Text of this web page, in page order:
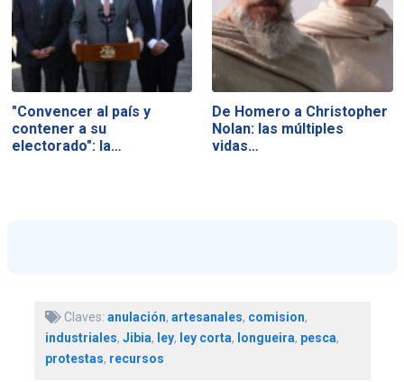
"Convencer al país y
contener a su
electorado": la…
De Homero a Christopher
Nolan: las múltiples
vidas…
Claves: anulación, artesanales, comision,
industriales, Jibia, ley, ley corta, longueira, pesca,
protestas, recursos